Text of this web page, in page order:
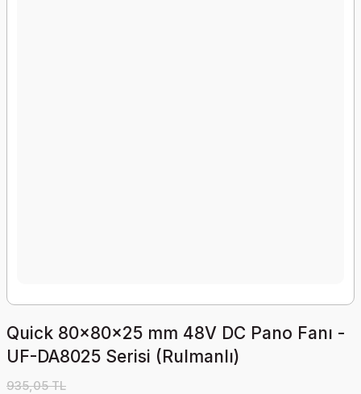
Quick 80x80x25 mm 48V DC Pano Fanı -
UF-DA8025 Serisi (Rulmanlı)
935,05 TL